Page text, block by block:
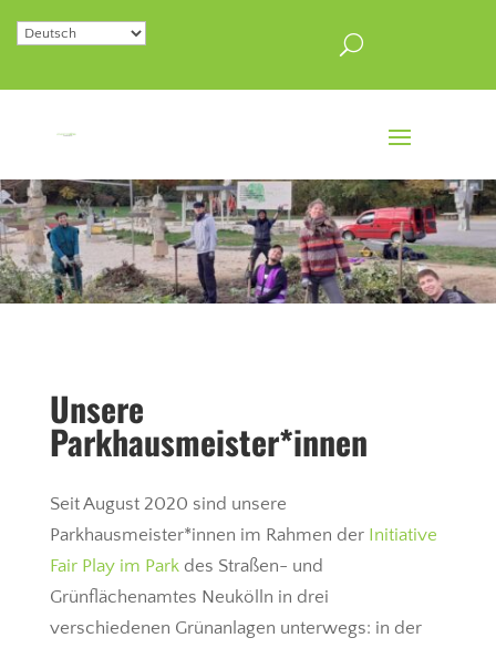
Unsere
Parkhausmeister*innen
Seit August 2020 sind unsere
Parkhausmeister*innen im Rahmen der Initiative
Fair Play im Parkdes Straßen- und
Grünflächenamtes Neukölln in drei
verschiedenen Grünanlagen unterwegs: in der